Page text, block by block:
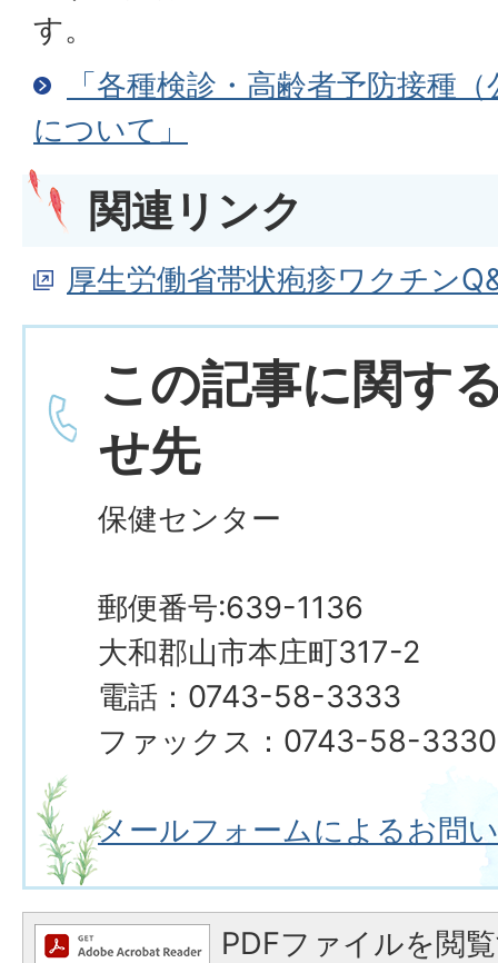
す。
「各種検診・高齢者予防接種
について」
関連リンク
厚生労働省帯状疱疹ワクチン
この記事に関す
せ先
保健センター
郵便番号:639-1136
大和郡山市本庄町317-2
電話：0743-58-3333
ファックス：0743-58-3330
メールフォームによるお問
PDFファイルを閲